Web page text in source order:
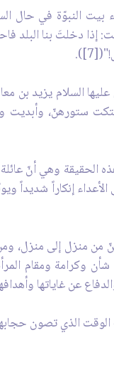
بيت النبوّة في
دخلتَ بنا البلد
السلام يزيد بن
ستورهنّ، وأبديت
الحقيقة وهي أنّ
إنكاراً شديداً
من منزل إلى
وكرامة ومقام
عن غاياتها
الوقت الذي تصون